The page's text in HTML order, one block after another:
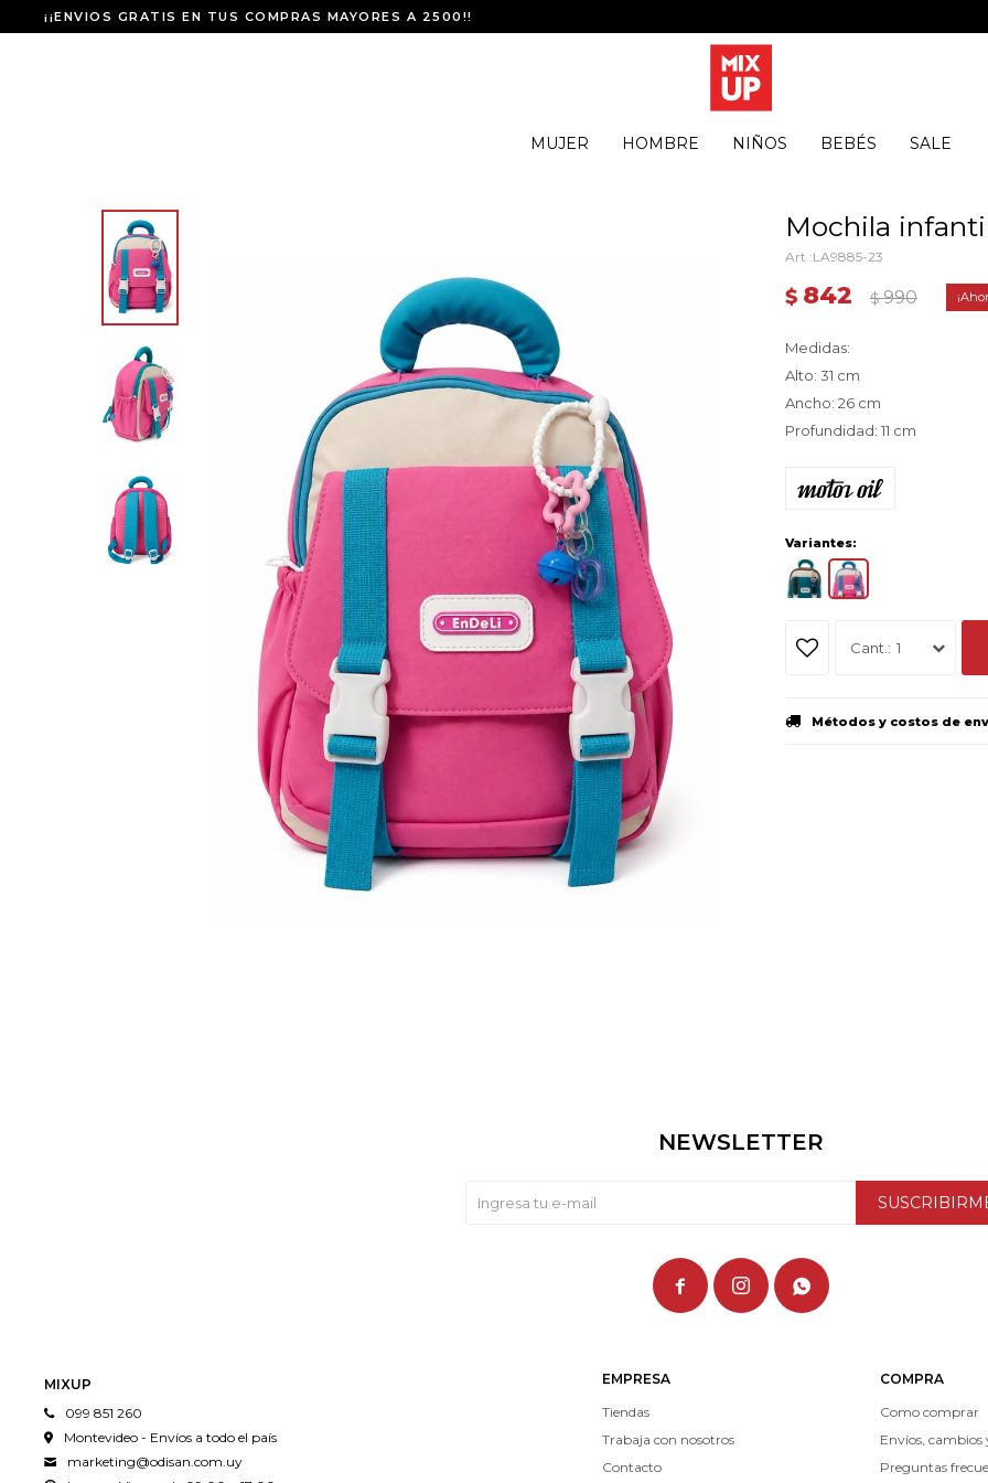
MUJER HOMBRE NIÑOS BEBÉS SALE
¡¡ENVIOS GRATIS EN TUS COMPRAS MAYORES A 2500!!
Mochila
LA9885-23
$ 842 $ 990
Medidas:
Alto: 31 cm
Ancho: 26 cm
Profundidad: 11 cm
Variantes:
1
Métodos y costos de
MIXUP
099 851 260
Montevideo - Envíos a todo el país
marketing@odisan.com.uy
EMPRESA
Tiendas
Trabaja con nosotros
Contacto
COMPRA
Como comprar
Envíos, cambios
Preguntas
NEWSLETTER
  